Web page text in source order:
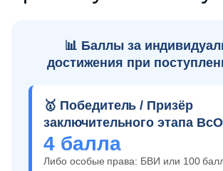
📊 Баллы за
достижения при
🥇 Победитель / Призёр
заключительного этапа
4 балла
Либо особые права: БВИ или 100